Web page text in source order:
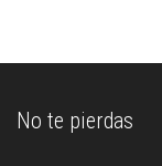
No te pierdas